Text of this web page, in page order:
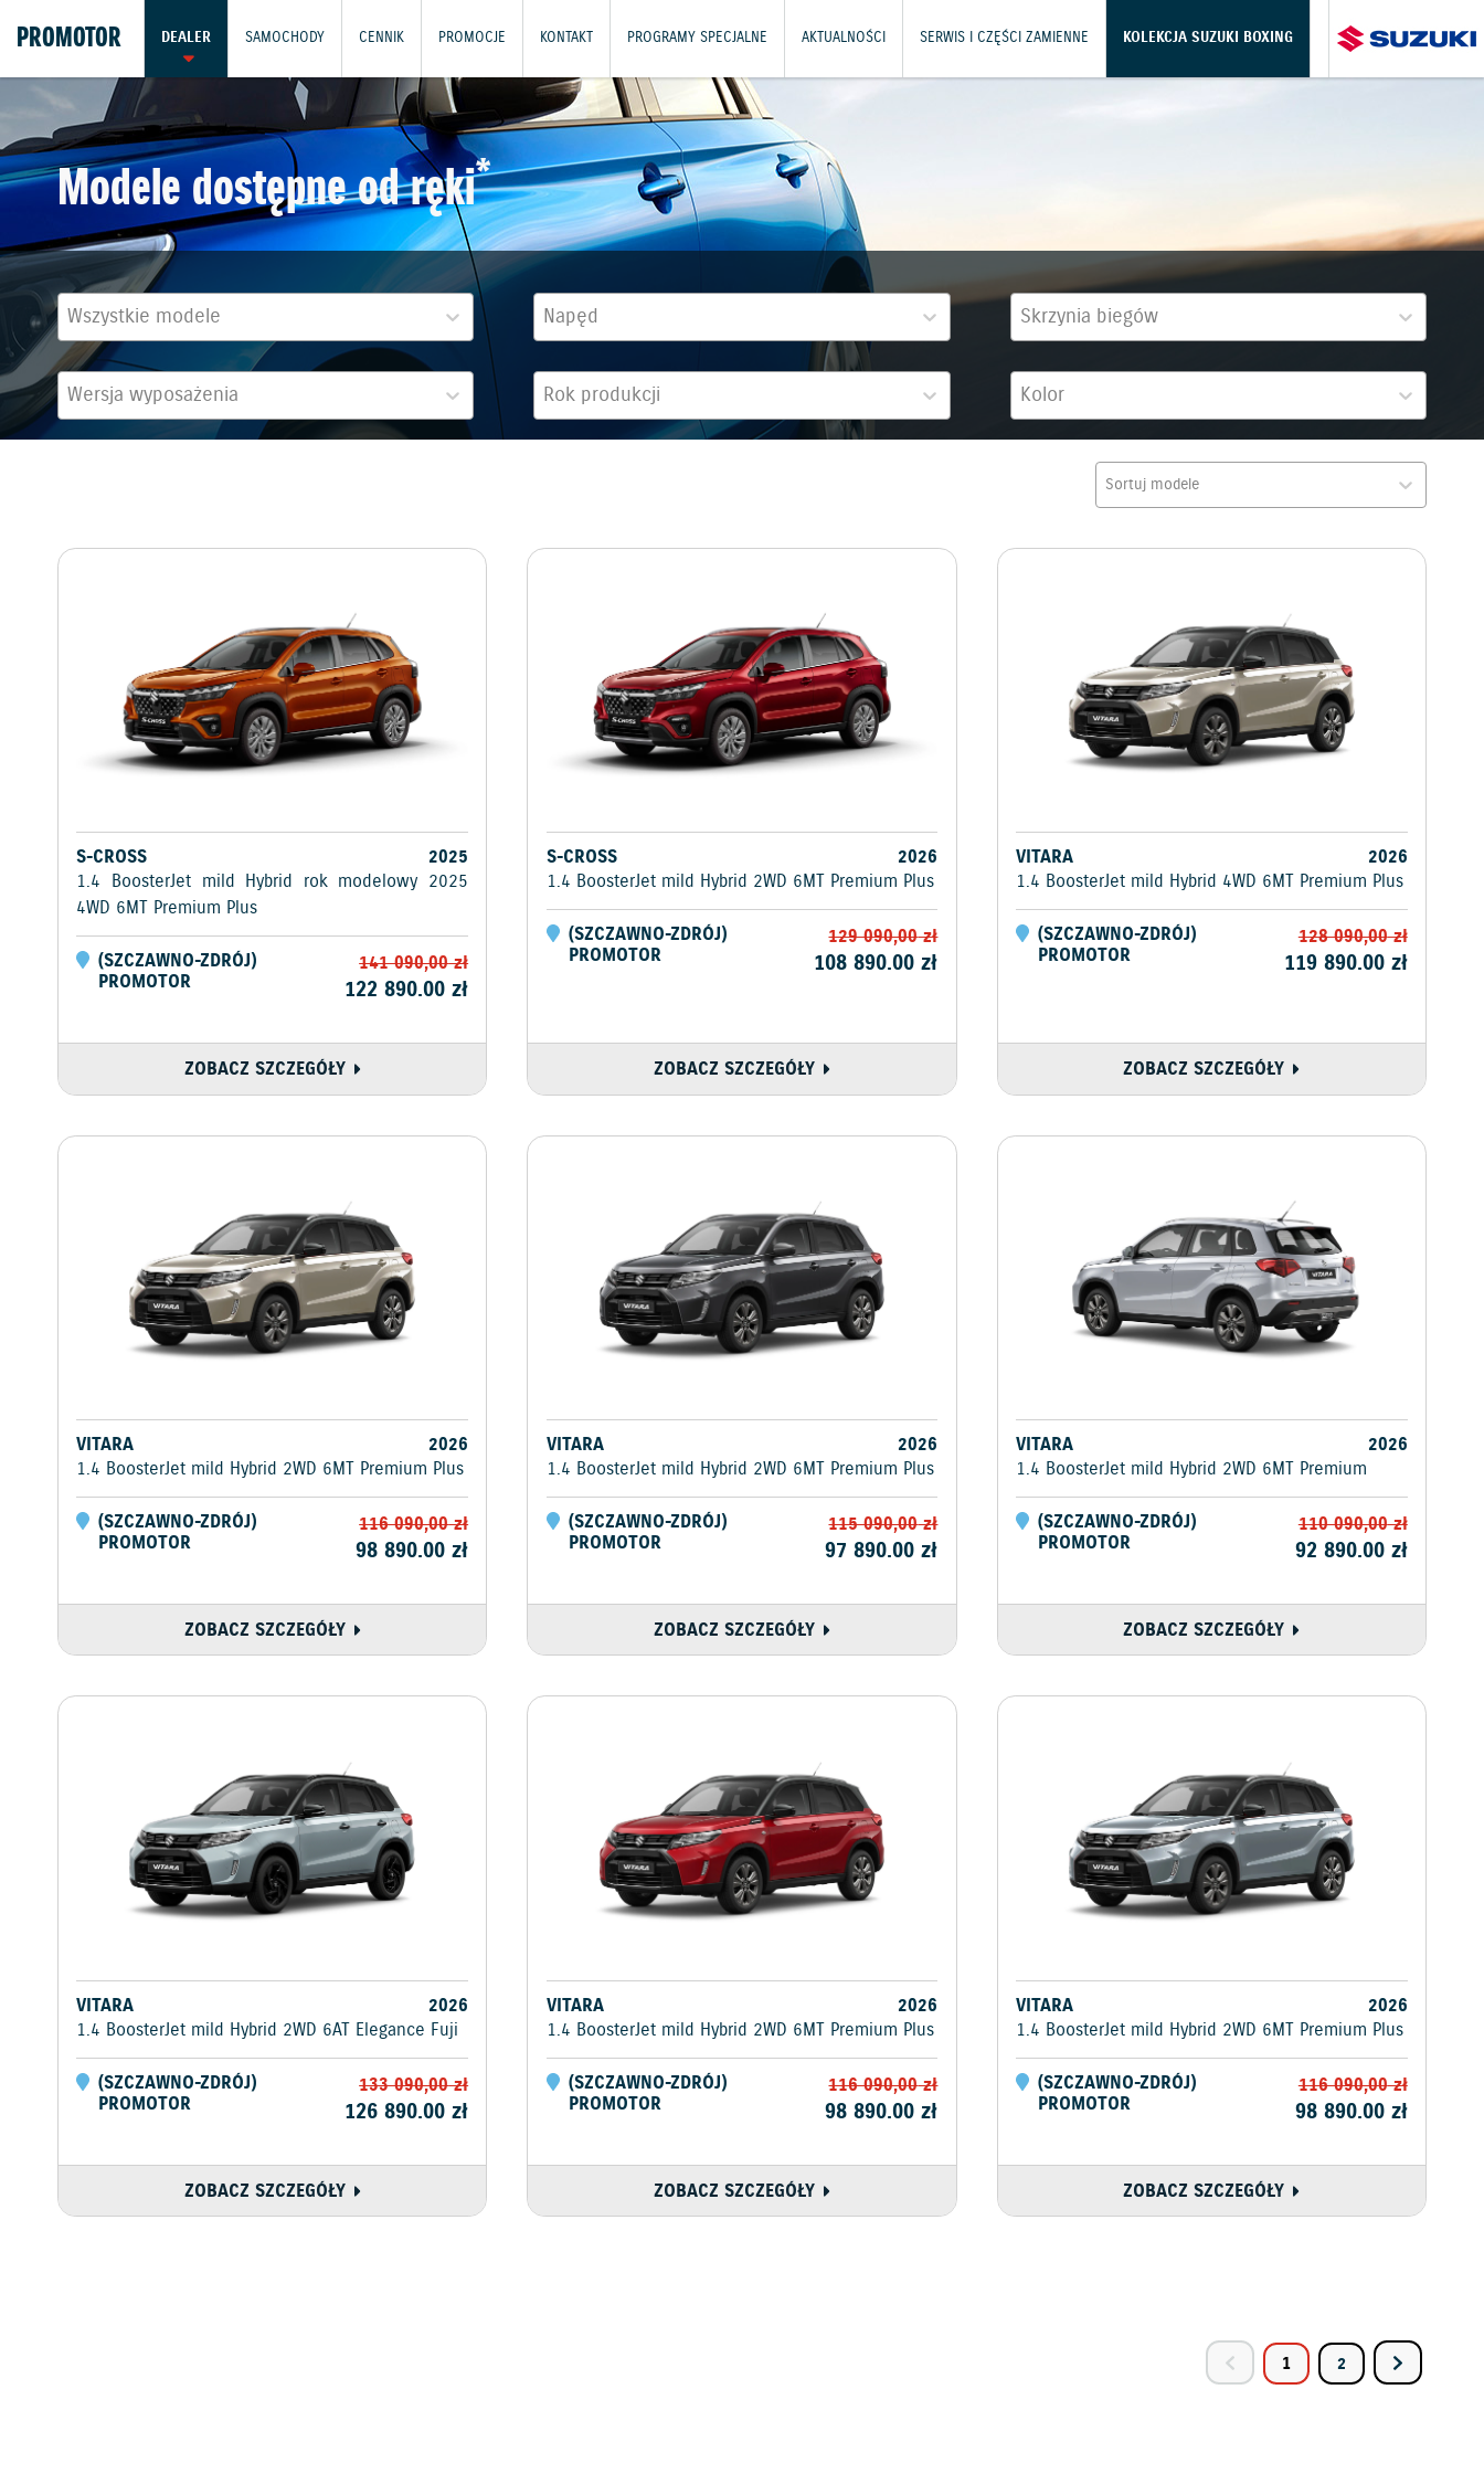
PROMOTOR DEALER SAMOCHODY CENNIK PROMOCJE KONTAKT PROGRAMY SPECJALNE AKTUALNOŚCI SERWIS I CZĘŚCI ZAMIENNE KOLEKCJA SUZUKI BOXING
Modele dostępne od ręki*
Wszystkie modele Napęd Skrzynia biegów
Wersja wyposażenia Rok produkcji Kolor
Sortuj modele
S-CROSS
2025
1.4 BoosterJet mild Hybrid rok modelowy 2025
4WD 6MT Premium Plus
(SZCZAWNO-ZDRÓJ)
PROMOTOR
141 090,00zł
122 890.00 zł
ZOBACZ SZCZEGÓŁY
S-CROSS
2026
1.4 BoosterJet mild Hybrid 2WD 6MT Premium Plus
(SZCZAWNO-ZDRÓJ)
PROMOTOR
129 090,00zł
108 890.00 zł
ZOBACZ SZCZEGÓŁY
VITARA
2026
1.4 BoosterJet mild Hybrid 4WD 6MT Premium Plus
(SZCZAWNO-ZDRÓJ)
PROMOTOR
128 090,00zł
119 890.00zł
ZOBACZ SZCZEGÓŁY
VITARA
2026
1.4 BoosterJet mild Hybrid 2WD 6MT Premium Plus
(SZCZAWNO-ZDRÓJ)
PROMOTOR
116 090,00zł
98 890.00 zł
ZOBACZ SZCZEGÓŁY
VITARA
2026
1.4 BoosterJet mild Hybrid 2WD 6MT Premium Plus
(SZCZAWNO-ZDRÓJ)
PROMOTOR
115 090,00zł
97 890.00 zł
ZOBACZ SZCZEGÓŁY
VITARA
2026
1.4 BoosterJet mild Hybrid 2WD 6MT Premium
(SZCZAWNO-ZDRÓJ)
PROMOTOR
110 090,00zł
92 890.00zł
ZOBACZ SZCZEGÓŁY
VITARA
2026
1.4 BoosterJet mild Hybrid 2WD 6AT Elegance Fuji
(SZCZAWNO-ZDRÓJ)
PROMOTOR
133 090,00zł
126 890.00 zł
ZOBACZ SZCZEGÓŁY
VITARA
2026
1.4 BoosterJet mild Hybrid 2WD 6MT Premium Plus
(SZCZAWNO-ZDRÓJ)
PROMOTOR
116 090,00zł
98 890.00 zł
ZOBACZ SZCZEGÓŁY
VITARA
2026
1.4 BoosterJet mild Hybrid 2WD 6MT Premium Plus
(SZCZAWNO-ZDRÓJ)
PROMOTOR
116 090,00zł
98 890.00zł
ZOBACZ SZCZEGÓŁY
1 2